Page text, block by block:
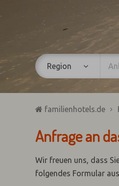
Region
familienhotels.de
Anfrage an
Wir freuen uns, dass
folgendes Formular